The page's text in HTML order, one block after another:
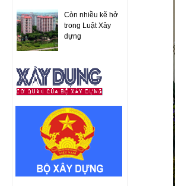
Còn nhiều kẽ hở
trong Luật Xây
dựng